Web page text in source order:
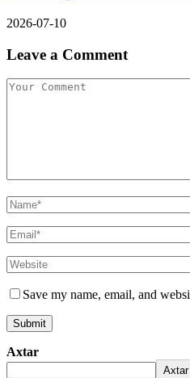
2026-07-10
Leave a Comment
Save my name, email, and
Axtar
Axtar